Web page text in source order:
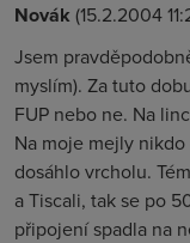
Novák (15.2.2004
Jsem
myslím). Za tuto
FUP nebo ne. Na
Na moje mejly
dosáhlo vrcholu.
a Tiscali, tak se po
připojení spadla na